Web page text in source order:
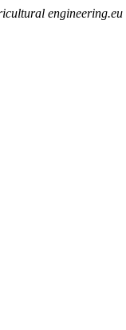
engineering.eu